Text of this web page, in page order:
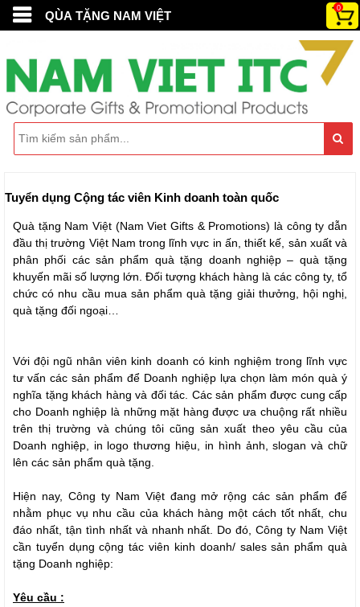
QÙA TẶNG NAM VIỆT
0
Tuyển dụng Cộng tác viên Kinh doanh toàn quốc
Quà tặng Nam Việt (Nam Viet Gifts & Promotions) là công ty dẫn
đầu thị trường Việt Nam trong lĩnh vực in ấn, thiết kế, sản xuất và
phân phối các sản phẩm quà tặng doanh nghiệp – quà tặng
khuyến mãi số lượng lớn. Đối tượng khách hàng là các công ty, tổ
chức có nhu cầu mua sản phẩm quà tặng giải thưởng, hội nghị,
quà tặng đối ngoại…
Với đội ngũ nhân viên kinh doanh có kinh nghiệm trong lĩnh vực
tư vấn các sản phẩm để Doanh nghiệp lựa chọn làm món quà ý
nghĩa tặng khách hàng và đối tác. Các sản phẩm được cung cấp
cho Doanh nghiệp là những mặt hàng được ưa chuộng rất nhiều
trên thị trường và chúng tôi cũng sản xuất theo yêu cầu của
Doanh nghiệp, in logo thương hiệu, in hình ảnh, slogan và chữ
lên các sản phẩm quà tặng.
Hiện nay, Công ty Nam Việt đang mở rộng các sản phẩm để
nhằm phục vụ nhu cầu của khách hàng một cách tốt nhất, chu
đáo nhất, tận tình nhất và nhanh nhất. Do đó, Công ty Nam Việt
cần tuyển dụng cộng tác viên kinh doanh/ sales sản phẩm quà
tặng Doanh nghiệp:
Yêu cầu :